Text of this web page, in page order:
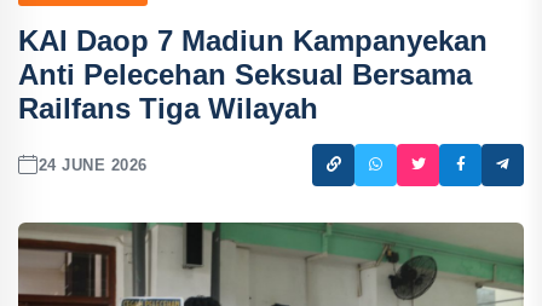
KAI Daop 7 Madiun Kampanyekan
Anti Pelecehan Seksual Bersama
Railfans Tiga Wilayah
24 JUNE 2026